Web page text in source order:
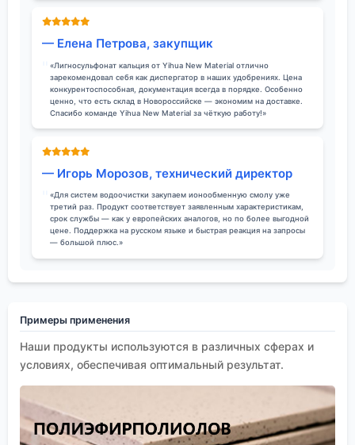
— Елена Петрова, закупщик
«Лигносульфонат кальция от Yihua New Material отлично
зарекомендовал себя как диспергатор в наших удобрениях. Цена
конкурентоспособная, документация всегда в порядке. Особенно
ценно, что есть склад в Новороссийске — экономим на доставке.
Спасибо команде Yihua New Material за чёткую работу!»
— Игорь Морозов, технический директор
«Для систем водоочистки закупаем ионообменную смолу уже
третий раз. Продукт соответствует заявленным характеристикам,
срок службы — как у европейских аналогов, но по более выгодной
цене. Поддержка на русском языке и быстрая реакция на запросы
— большой плюс.»
Примеры применения
Наши продукты используются в различных сферах и
условиях, обеспечивая оптимальный результат.